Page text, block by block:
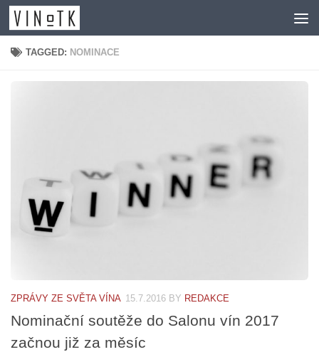
Skip to content
TAGGED: NOMINACE
ZPRÁVY ZE SVĚTA VÍNA 15.7.2016 BY REDAKCE
Nominační soutěže do Salonu vín 2017
začnou již za měsíc